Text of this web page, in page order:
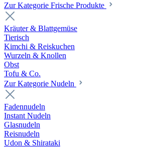
Zur Kategorie Frische Produkte
Kräuter & Blattgemüse
Tierisch
Kimchi & Reiskuchen
Wurzeln & Knollen
Obst
Tofu & Co.
Zur Kategorie Nudeln
Fadennudeln
Instant Nudeln
Glasnudeln
Reisnudeln
Udon & Shirataki